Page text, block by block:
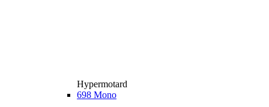
Hypermotard
698 Mono